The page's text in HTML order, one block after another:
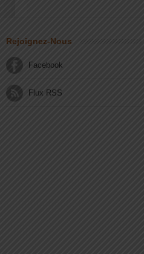
Rejoignez-Nous
Facebook
Flux RSS